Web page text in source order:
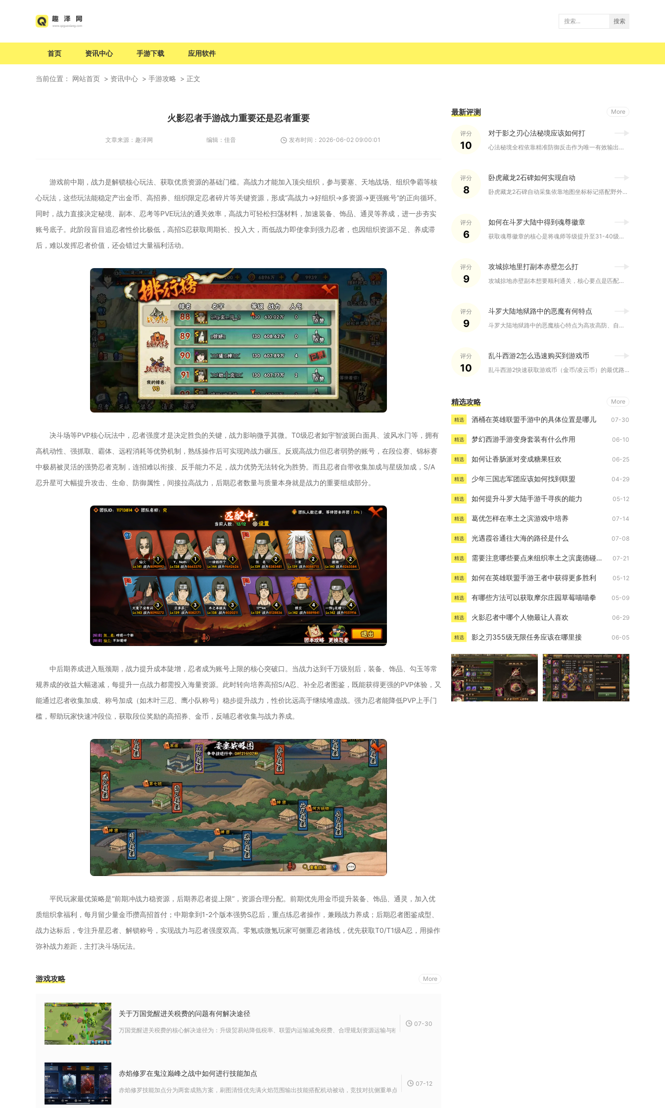
搜索
首页 资讯中心 手游下载 应用软件
当前位置： 网站首页 资讯中心 手游攻略 正文
火影忍者手游战力重要还是忍者重要
文章来源： 趣泽网 编辑： 佳音 发布时间： 2026-06-02 09:00:01
游戏前中期，战力是解锁核心玩法、获取优质资源的基础门槛。高战力才能加入顶尖组织，参与要塞、天地战场、组织争霸等核
心玩法，这些玩法能稳定产出金币、高招券、组织限定忍者碎片等关键资源，形成“高战力→好组织→多资源→更强账号”的正向循环。
同时，战力直接决定秘境、副本、忍考等PVE玩法的通关效率，高战力可轻松扫荡材料，加速装备、饰品、通灵等养成，进一步夯实
账号底子。此阶段盲目追忍者性价比极低，高招S忍获取周期长、投入大，而低战力即使拿到强力忍者，也因组织资源不足、养成滞
后，难以发挥忍者价值，还会错过大量福利活动。
决斗场等PVP核心玩法中，忍者强度才是决定胜负的关键，战力影响微乎其微。T0级忍者如宇智波斑白面具、波风水门等，拥有
高机动性、强抓取、霸体、远程消耗等优势机制，熟练操作后可实现跨战力碾压。反观高战力但忍者弱势的账号，在段位赛、锦标赛
中极易被灵活的强势忍者克制，连招难以衔接、反手能力不足，战力优势无法转化为胜势。而且忍者自带收集加成与星级加成，S/A
忍升星可大幅提升攻击、生命、防御属性，间接拉高战力，后期忍者数量与质量本身就是战力的重要组成部分。
中后期养成进入瓶颈期，战力提升成本陡增，忍者成为账号上限的核心突破口。当战力达到千万级别后，装备、饰品、勾玉等常
规养成的收益大幅递减，每提升一点战力都需投入海量资源。此时转向培养高招S/A忍、补全忍者图鉴，既能获得更强的PVP体验，又
能通过忍者收集加成、称号加成（如木叶三忍、鹰小队称号）稳步提升战力，性价比远高于继续堆虚战。强力忍者能降低PVP上手门
槛，帮助玩家快速冲段位，获取段位奖励的高招券、金币，反哺忍者收集与战力养成。
平民玩家最优策略是“前期冲战力稳资源，后期养忍者提上限”，资源合理分配。前期优先用金币提升装备、饰品、通灵，加入优
质组织拿福利，每月留少量金币攒高招首付；中期拿到1-2个版本强势S忍后，重点练忍者操作，兼顾战力养成；后期忍者图鉴成型、
战力达标后，专注升星忍者、解锁称号，实现战力与忍者强度双高。零氪或微氪玩家可侧重忍者路线，优先获取T0/T1级A忍，用操作
弥补战力差距，主打决斗场玩法。
游戏攻略 More
关于万国觉醒进关税费的问题有何解决途径
万国觉醒进关税费的核心解决途径为：升级贸易站降低税率、联盟内运输减免税费、合理规划资源运输与移民、利用道具与机制规避税费...
07-30
赤焰修罗在鬼泣巅峰之战中如何进行技能加点
赤焰修罗技能加点分为两套成熟方案，刷图清怪优先满火焰范围输出技能搭配机动被动，竞技对抗侧重单点爆发与闪避反击技能，资源分...
07-12
最新评测 More
评分
10
对于影之刃心法秘境应该如何打
心法秘境全程依靠精准防御反击作为唯一有效输出手段，搭配减耗羁...
评分
8
卧虎藏龙2石碑如何实现自动
卧虎藏龙2石碑自动采集依靠地图坐标标记搭配野外循环挂机功能实...
评分
6
如何在斗罗大陆中得到魂尊徽章
获取魂尊徽章的核心是将魂师等级提升至31-40级，并完成对应...
评分
9
攻城掠地里打副本赤壁怎么打
攻城掠地赤壁副本想要顺利通关，核心要点是匹配专属武将阵容、把...
评分
9
斗罗大陆地狱路中的恶魔有何特点
斗罗大陆地狱路中的恶魔核心特点为高攻高防、自带强力回复与反制...
评分
10
乱斗西游2怎么迅速购买到游戏币
乱斗西游2快速获取游戏币（金币/凌云币）的最优路径是：优先官...
精选攻略 More
精选 酒桶在英雄联盟手游中的具体位置是哪儿 07-30
精选 梦幻西游手游变身套装有什么作用 06-10
精选 如何让香肠派对变成糖果狂欢 06-25
精选 少年三国志军团应该如何找到联盟 04-29
精选 如何提升斗罗大陆手游千寻疾的能力 05-12
精选 葛优怎样在率土之滨游戏中培养 07-14
精选 光遇霞谷通往大海的路径是什么 07-08
精选 需要注意哪些要点来组织率土之滨庞德碰瓷队 07-21
精选 如何在英雄联盟手游王者中获得更多胜利 05-12
精选 有哪些方法可以获取摩尔庄园草莓喵喵拳 05-09
精选 火影忍者中哪个人物最让人喜欢 06-29
精选 影之刃355级无限任务应该在哪里接 06-05